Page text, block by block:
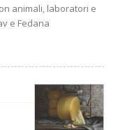
animali, laboratori e
e Fedana